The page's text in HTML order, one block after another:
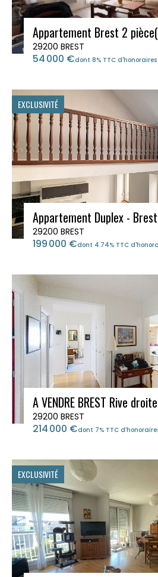
Appartement Brest 2
29200 BREST
54 000 €dont 8% TTC d'honoraires
EXCLUSIVITÉ
29200 BREST
199 000 €dont 4.74% TTC
29200 BREST
214 000 €dont 7% TTC
EXCLUSIVITÉ